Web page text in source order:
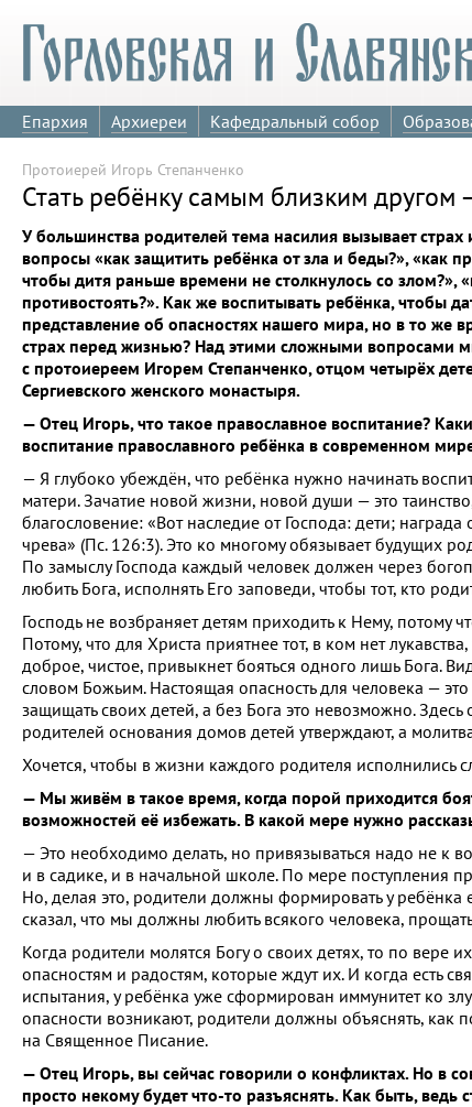
Епархия Архиереи Кафедральный собор
Протоиерей Игорь Степанченко
Стать ребёнку самым близким другом
У большинства родителей тема насилия вызывает страх
вопросы «как защитить ребёнка от зла и беды?», «как
чтобы дитя раньше времени не столкнулось со злом?»,
противостоять?». Как же воспитывать ребёнка, чтобы
представление об опасностях нашего мира, но в то же
страх перед жизнью? Над этими сложными вопросами
с протоиереем Игорем Степанченко, отцом четырёх
Сергиевского женского монастыря.
— Отец Игорь, что такое православное воспитание?
воспитание православного ребёнка в современном
— Я глубоко убеждён, что ребёнка нужно начинать
матери. Зачатие новой жизни, новой души — это
благословение: «Вот наследие от Господа: дети;
чрева» (Пс. 126:3). Это ко многому обязывает будущих
По замыслу Господа каждый человек должен через
любить Бога, исполнять Его заповеди, чтобы тот, кто
Господь не возбраняет детям приходить к Нему, потому
Потому, что для Христа приятнее тот, в ком нет
доброе, чистое, привыкнет бояться одного лишь Бога.
словом Божьим. Настоящая опасность для человека —
защищать своих детей, а без Бога это невозможно.
родителей основания домов детей утверждают, а
Хочется, чтобы в жизни каждого родителя
— Мы живём в такое время, когда порой приходится
возможностей её избежать. В какой мере нужно
— Это необходимо делать, но привязываться надо не к
и в садике, и в начальной школе. По мере поступления
Но, делая это, родители должны формировать у ребёнка
сказал, что мы должны любить всякого человека,
Когда родители молятся Богу о своих детях, то по вере
опасностям и радостям, которые ждут их. И когда есть
испытания, у ребёнка уже сформирован иммунитет ко
опасности возникают, родители должны объяснять, как
на Священное Писание.
— Отец Игорь, вы сейчас говорили о конфликтах. Но в
просто некому будет что-то разъяснять. Как быть,